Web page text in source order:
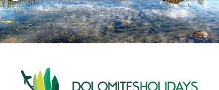
dati secondo lanormativa sulla privacy.